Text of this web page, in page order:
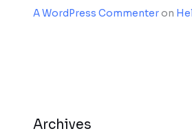
A WordPress Commenteron
Archives